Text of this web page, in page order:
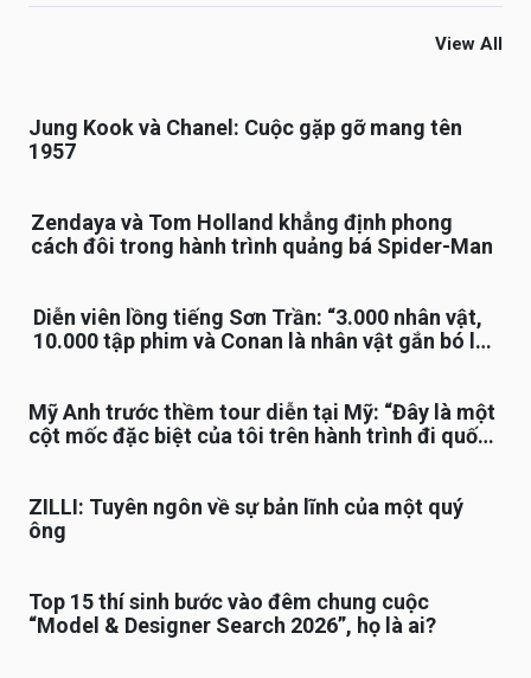
View All
Jung Kook và Chanel: Cuộc gặp gỡ mang tên
1957
Zendaya và Tom Holland khẳng định phong
cách đôi trong hành trình quảng bá Spider-Man
Diễn viên lồng tiếng Sơn Trần: “3.000 nhân vật,
10.000 tập phim và Conan là nhân vật gắn bó lâu
Mỹ Anh trước thềm tour diễn tại Mỹ: “Đây là một
cột mốc đặc biệt của tôi trên hành trình đi quốc
ZILLI: Tuyên ngôn về sự bản lĩnh của một quý
ông
Top 15 thí sinh bước vào đêm chung cuộc
“Model & Designer Search 2026”, họ là ai?